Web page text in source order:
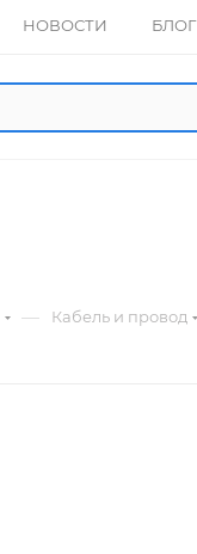
НОВОСТИ БЛОГ
— Кабель и провод